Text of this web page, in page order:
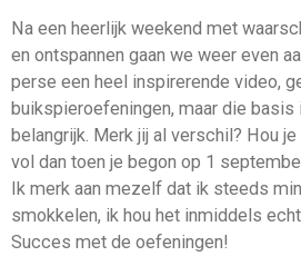
Na een heerlijk weekend met
en ontspannen gaan we weer even
perse een heel inspirerende video,
buikspieroefeningen, maar die
belangrijk. Merk jij al verschil? Hou
vol dan toen je begon op 1
Ik merk aan mezelf dat ik steeds
smokkelen, ik hou het inmiddels
Succes met de oefeningen!